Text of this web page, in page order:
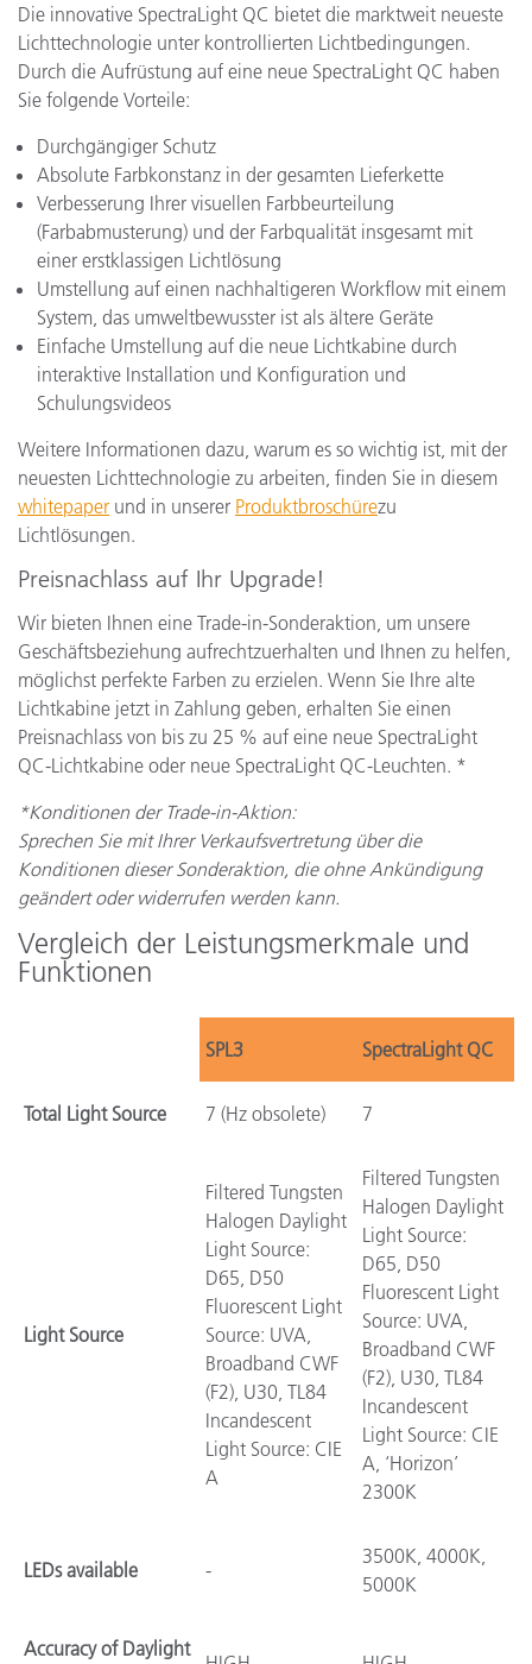
Die innovative SpectraLight QC bietet die marktweit neueste
Lichttechnologie unter kontrollierten Lichtbedingungen.
Durch die Aufrüstung auf eine neue SpectraLight QC haben
Sie folgende Vorteile:
Durchgängiger Schutz
Absolute Farbkonstanz in der gesamten Lieferkette
Verbesserung Ihrer visuellen Farbbeurteilung
(Farbabmusterung) und der Farbqualität insgesamt mit
einer erstklassigen Lichtlösung
Umstellung auf einen nachhaltigeren Workflow mit einem
System, das umweltbewusster ist als ältere Geräte
Einfache Umstellung auf die neue Lichtkabine durch
interaktive Installation und Konfiguration und
Schulungsvideos
Weitere Informationen dazu, warum es so wichtig ist, mit der
neuesten Lichttechnologie zu arbeiten, finden Sie in diesem
whitepaper und in unserer Produktbroschürezu
Lichtlösungen.
Preisnachlass auf Ihr Upgrade!
Wir bieten Ihnen eine Trade-in-Sonderaktion, um unsere
Geschäftsbeziehung aufrechtzuerhalten und Ihnen zu helfen,
möglichst perfekte Farben zu erzielen. Wenn Sie Ihre alte
Lichtkabine jetzt in Zahlung geben, erhalten Sie einen
Preisnachlass von bis zu 25 % auf eine neue SpectraLight
QC-Lichtkabine oder neue SpectraLight QC-Leuchten. *
*Konditionen der Trade-in-Aktion:
Sprechen Sie mit Ihrer Verkaufsvertretung über die
Konditionen dieser Sonderaktion, die ohne Ankündigung
geändert oder widerrufen werden kann.
Vergleich der Leistungsmerkmale und
Funktionen
SPL3 SpectraLight QC
Total Light Source 7 (Hz obsolete) 7
Light Source
Filtered Tungsten
Halogen Daylight
Light Source:
D65, D50
Fluorescent Light
Source: UVA,
Broadband CWF
(F2), U30, TL84
Incandescent
Light Source: CIE
A
Filtered Tungsten
Halogen Daylight
Light Source:
D65, D50
Fluorescent Light
Source: UVA,
Broadband CWF
(F2), U30, TL84
Incandescent
Light Source: CIE
A, ‘Horizon’
2300K
LEDs available -
3500K, 4000K,
5000K
Accuracy of Daylight